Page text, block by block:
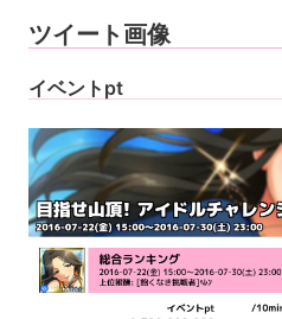
2016-07-30 19:40
ツイート画像
イベントpt